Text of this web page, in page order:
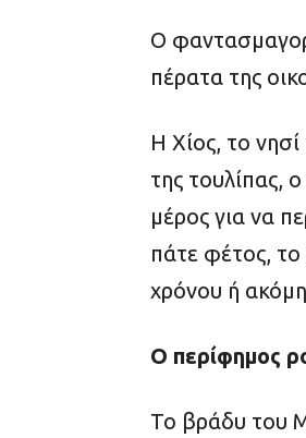
Ο
πέρατα της
Η Χίος, το
της τουλίπας,
μέρος για να
πάτε φέτος, το
χρόνου ή ακόμη
Ο περίφημος
Το βράδυ του